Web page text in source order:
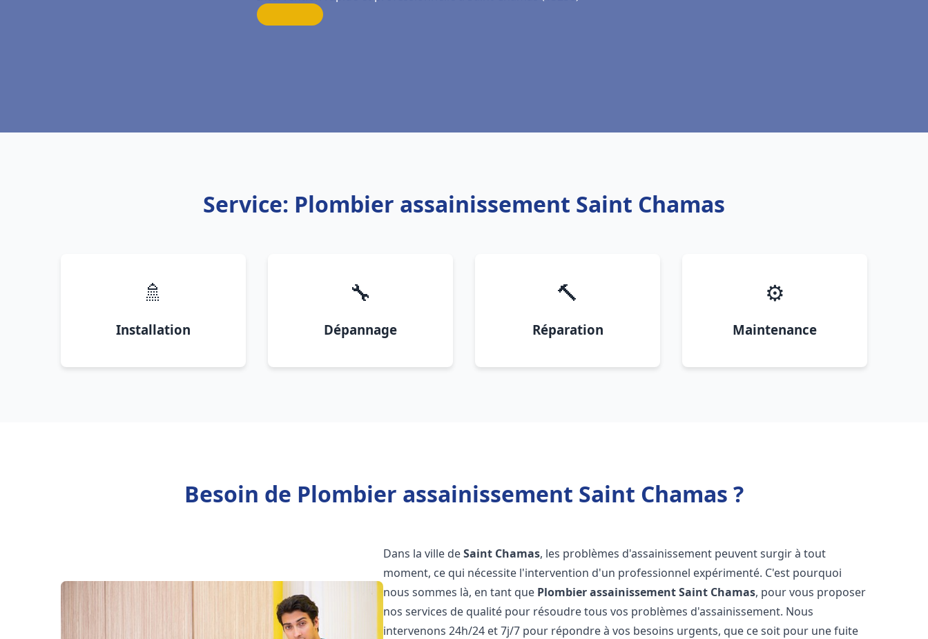
Service: Plombier assainissement Saint Chamas
🚿
Installation
🔧
Dépannage
🔨
Réparation
⚙️
Maintenance
Besoin de Plombier assainissement Saint Chamas ?
Dans la ville deSaint Chamas, les problèmes d'assainissement peuvent surgir à tout
moment, ce qui nécessite l'intervention d'un professionnel expérimenté. C'est pourquoi
nous sommes là, en tant que Plombier assainissementSaint Chamas, pour vous proposer
nos services de qualité pour résoudre tous vos problèmes d'assainissement. Nous
intervenons 24h/24 et 7j/7 pour répondre à vos besoins urgents, que ce soit pour une fuite